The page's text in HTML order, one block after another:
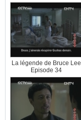
La légende de Bruce Lee
Episode 34